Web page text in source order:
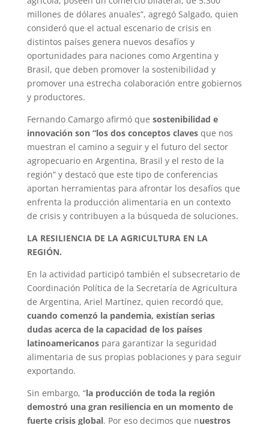
millones de dólares anuales”, agregó Salgado, quien
consideró que el actual escenario de crisis en
distintos países genera nuevos desafíos y
oportunidades para naciones como Argentina y
Brasil, que deben promover la sostenibilidad y
promover una estrecha colaboración entre gobiernos
y productores.
Fernando Camargo afirmó que sostenibilidad e
innovación son “los dos conceptos clavesque nos
muestran el camino a seguir y el futuro del sector
agropecuario en Argentina, Brasil y el resto de la
región” y destacó que este tipo de conferencias
aportan herramientas para afrontar los desafíos que
enfrenta la producción alimentaria en un contexto
de crisis y contribuyen a la búsqueda de soluciones.
LA RESILIENCIA DE LA AGRICULTURA EN LA
REGIÓN.
En la actividad participó también el subsecretario de
Coordinación Política de la Secretaría de Agricultura
de Argentina, Ariel Martínez, quien recordó que,
cuando comenzó la pandemia, existían serias
dudas acerca de la capacidad de los países
latinoamericanospara garantizar la seguridad
alimentaria de sus propias poblaciones y para seguir
exportando.
Sin embargo, “la producción de toda la región
demostró una gran resiliencia en un momento de
fuerte crisis global. Por eso decimos que nuestros